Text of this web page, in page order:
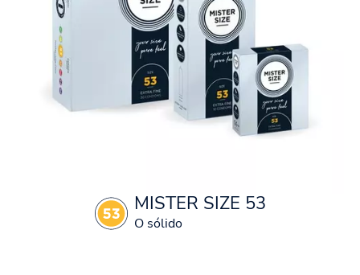
MISTER SIZE 53
O sólido